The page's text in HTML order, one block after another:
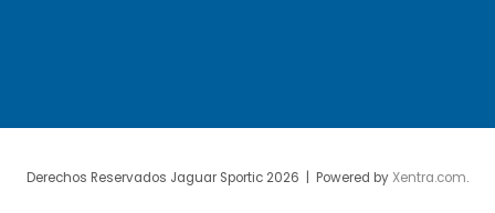
Derechos Reservados Jaguar Sportic 2026 | Powered byXentra.com.